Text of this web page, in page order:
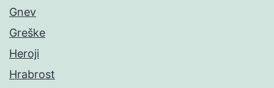
Gnev
Greške
Heroji
Hrabrost